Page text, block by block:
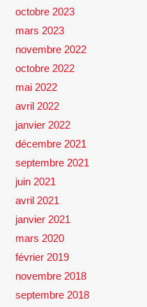
octobre 2023
mars 2023
novembre 2022
octobre 2022
mai 2022
avril 2022
janvier 2022
décembre 2021
septembre 2021
juin 2021
avril 2021
janvier 2021
mars 2020
février 2019
novembre 2018
septembre 2018